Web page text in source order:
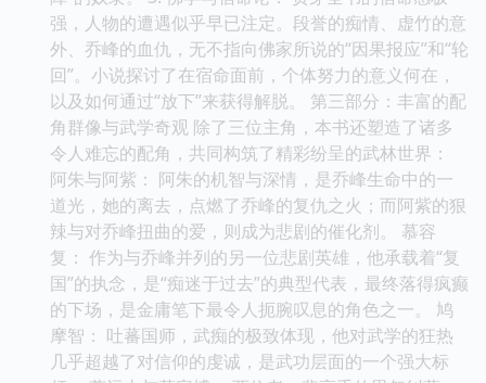
强，人物的遭遇似乎早已注定。段誉的痴情、虚竹的意
外、乔峰的血仇，无不指向佛家所说的“因果报应”和“轮
回”。小说探讨了在宿命面前，个体努力的意义何在，
以及如何通过“放下”来获得解脱。 第三部分：丰富的配
角群像与武学奇观 除了三位主角，本书还塑造了诸多
令人难忘的配角，共同构筑了精彩纷呈的武林世界：
阿朱与阿紫： 阿朱的机智与深情，是乔峰生命中的一
道光，她的离去，点燃了乔峰的复仇之火；而阿紫的狠
辣与对乔峰扭曲的爱，则成为悲剧的催化剂。 慕容
复： 作为与乔峰并列的另一位悲剧英雄，他承载着“复
国”的执念，是“痴迷于过去”的典型代表，最终落得疯癫
的下场，是金庸笔下最令人扼腕叹息的角色之一。 鸠
摩智： 吐蕃国师，武痴的极致体现，他对武学的狂热
几乎超越了对信仰的虔诚，是武功层面的一个强大标